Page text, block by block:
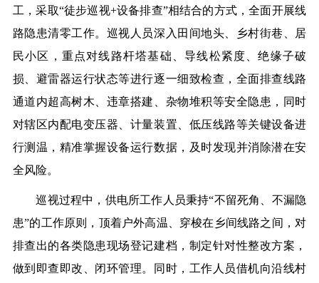
工，采取“徒步巡视+设备排查”相结合的方式，全面开展线
路隐患清零工作。巡视人员深入田间地头、乡村街巷、居
民小区，重点对线路杆塔基础、导线松紧度、绝缘子破
损、避雷器运行状态等进行逐一细致检查，全面排查线路
通道内超高树木、违章搭建、杂物堆积等安全隐患，同时
对辖区内配电变压器、计量装置、低压线路等关键设备进
行测温，精准掌握设备运行数据，及时发现并消除潜在安
全风险。
巡视过程中，供电所工作人员秉持“不留死角、不漏隐
患”的工作原则，顶着户外高温、穿梭在乡间线路之间，对
排查出的各类隐患现场登记建档，制定针对性整改方案，
做到即查即改、闭环管理。同时，工作人员借机向沿线村